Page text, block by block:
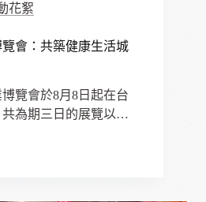
花絮
會：共築健康生活城
覽會於8月8日起在台
共為期三日的展覽以…